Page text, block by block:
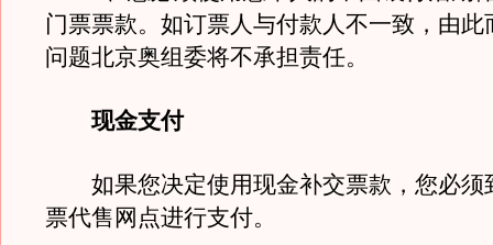
门票票款。如订票人与付款人不一致，由此
问题北京奥组委将不承担责任。
现金支付
如果您决定使用现金补交票款，您必须
票代售网点进行支付。